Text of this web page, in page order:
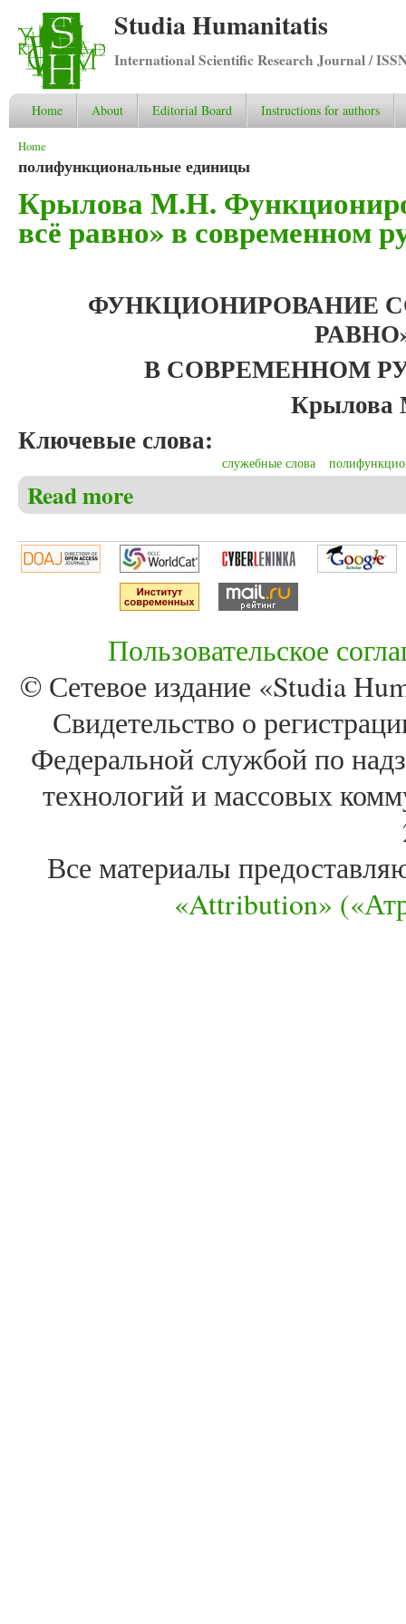
Studia Humanitatis
International Scientific Research Journal /
Home About Editorial Board Instructions for authors
You are here
Home
полифункциональные единицы
Крылова М.Н.
всё равно» в современном
ФУНКЦИОНИРОВАНИЕ
В СОВРЕМЕННОМ
Ключевые слова:
служебные слова
Read more
Пользовательское
© Сетевое издание «Studia
Свидетельство о
Федеральной службой по
технологий и массовых
Все материалы
«Attribution»